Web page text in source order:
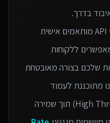
אנו מתמחים בפיתוח ממשקי API מותאמים אישית
ללקוחות
שלכם בצורה מאובטחת
מתוכננת לעמוד
בעומסים גבוהים (High Throughput) תוך שמירה